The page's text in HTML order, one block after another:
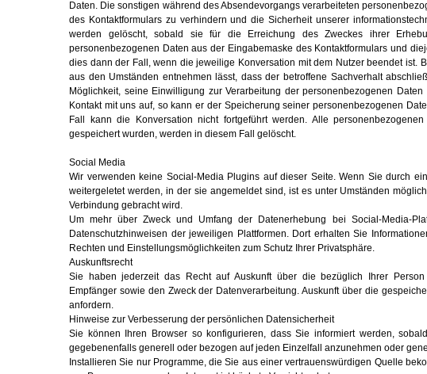
Daten. Die sonstigen während des Absendevorgangs verarbeiteten
des Kontaktformulars zu verhindern und die Sicherheit unserer
werden gelöscht, sobald sie für die Erreichung des Zweckes ihrer
personenbezogenen Daten aus der Eingabemaske des Kontaktformulars und
dies dann der Fall, wenn die jeweilige Konversation mit dem Nutzer beendet ist.
aus den Umständen entnehmen lässt, dass der betroffene Sachverhalt
Möglichkeit, seine Einwilligung zur Verarbeitung der personenbezogenen
Kontakt mit uns auf, so kann er der Speicherung seiner personenbezogenen
Fall kann die Konversation nicht fortgeführt werden. Alle
gespeichert wurden, werden in diesem Fall gelöscht.
Social Media
Wir verwenden keine Social-Media Plugins auf dieser Seite. Wenn Sie durch
weitergeletet werden, in der sie angemeldet sind, ist es unter Umständen
Verbindung gebracht wird.
Um mehr über Zweck und Umfang der Datenerhebung bei Social-Media-
Datenschutzhinweisen der jeweiligen Plattformen. Dort erhalten Sie
Rechten und Einstellungsmöglichkeiten zum Schutz Ihrer Privatsphäre.
Auskunftsrecht
Sie haben jederzeit das Recht auf Auskunft über die bezüglich Ihrer
Empfänger sowie den Zweck der Datenverarbeitung. Auskunft über die
anfordern.
Hinweise zur Verbesserung der persönlichen Datensicherheit
Sie können Ihren Browser so konfigurieren, dass Sie informiert werden,
gegebenenfalls generell oder bezogen auf jeden Einzelfall anzunehmen oder
Installieren Sie nur Programme, die Sie aus einer vertrauenswürdigen Quelle